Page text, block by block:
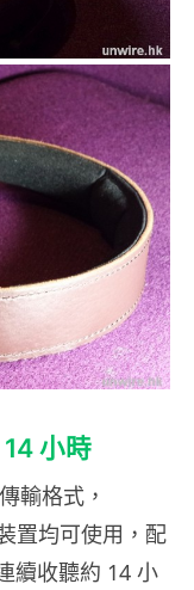
小時
輸格式，
置均可使用，配
續收聽約 14 小